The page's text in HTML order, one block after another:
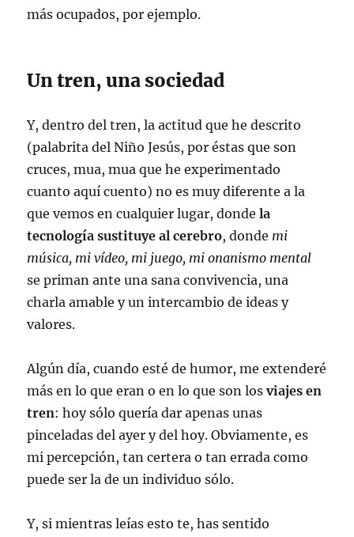
más ocupados, por ejemplo.
Un tren, una sociedad
Y, dentro del tren, la actitud que he descrito
(palabrita del Niño Jesús, por éstas que son
cruces, mua, mua que he experimentado
cuanto aquí cuento) no es muy diferente a la
que vemos en cualquier lugar, dondela
tecnología sustituye al cerebro, donde mi
música, mi vídeo, mi juego, mi onanismo mental
se priman ante una sana convivencia, una
charla amable y un intercambio de ideas y
valores.
Algún día, cuando esté de humor, me extenderé
más en lo que eran o en lo que son losviajes en
tren: hoy sólo quería dar apenas unas
pinceladas del ayer y del hoy. Obviamente, es
mi percepción, tan certera o tan errada como
puede ser la de un individuo sólo.
Y, si mientras leías esto te, has sentido